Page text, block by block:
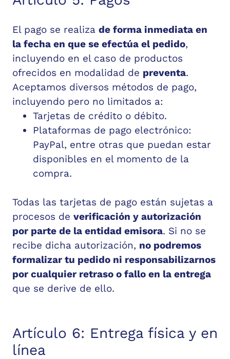
El pago se realiza de forma inmediata en
la fecha en que se efectúa el pedido,
incluyendo en el caso de productos
ofrecidos en modalidad de preventa.
Aceptamos diversos métodos de pago,
incluyendo pero no limitados a:
Tarjetas de crédito o débito.
Plataformas de pago electrónico:
PayPal, entre otras que puedan estar
disponibles en el momento de la
compra.
Todas las tarjetas de pago están sujetas a
procesos de verificación y autorización
por parte de la entidad emisora. Si no se
recibe dicha autorización, no podremos
formalizar tu pedido ni responsabilizarnos
por cualquier retraso o fallo en la entrega
que se derive de ello.
Artículo 6: Entrega física y en
línea